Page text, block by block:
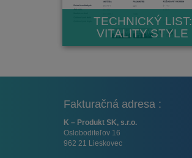
TECHNICKÝ LIST:
VITALITY STYLE
Fakturačná adresa :
K – Produkt SK, s.r.o.
Osloboditeľov 16
962 21 Lieskovec